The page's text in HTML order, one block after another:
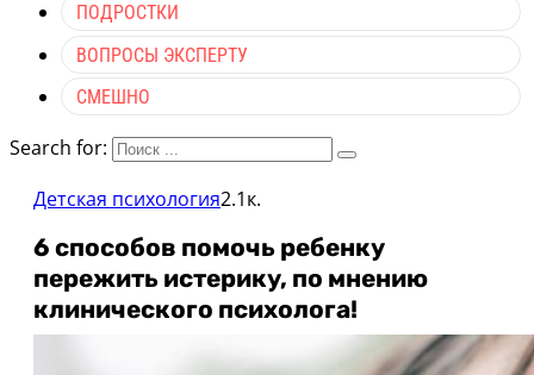
ПОДРОСТКИ
ВОПРОСЫ ЭКСПЕРТУ
СМЕШНО
Search for:
Детская психология2.1к.
6 способов помочь ребенку
пережить истерику, по мнению
клинического психолога!